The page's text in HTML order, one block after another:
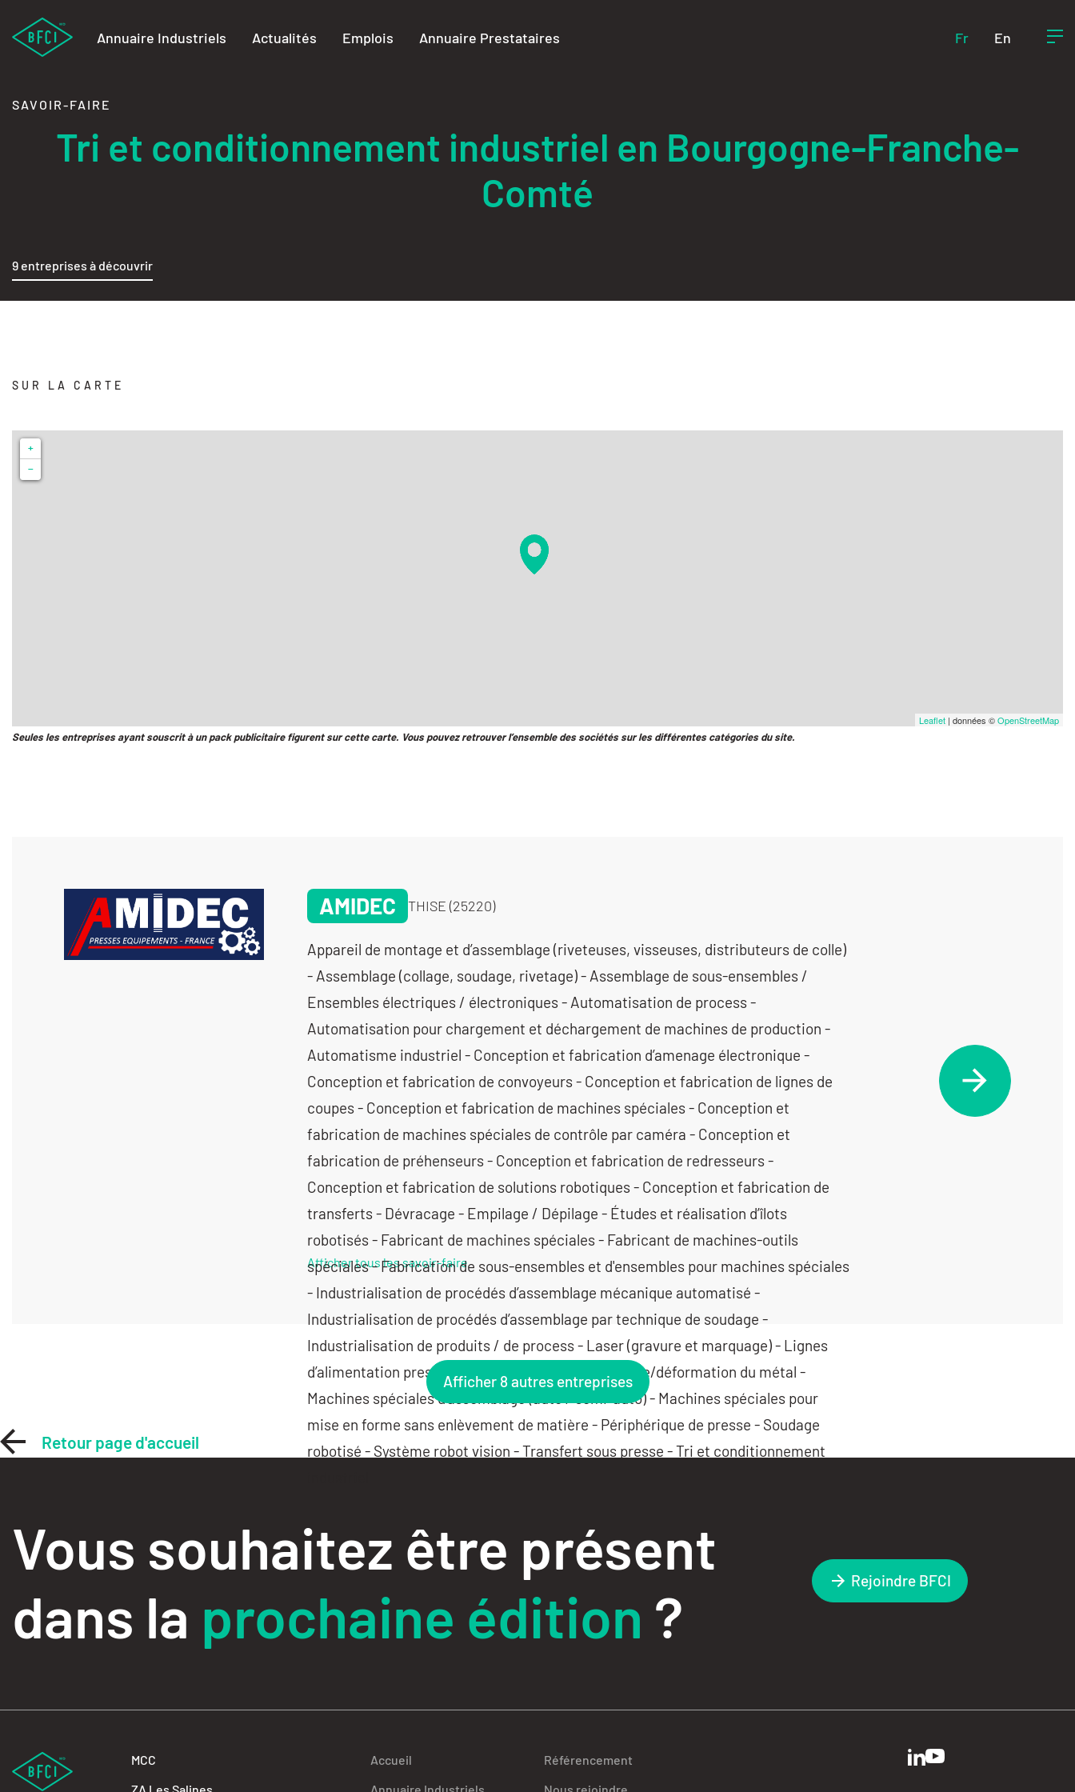
Annuaire Industriels Actualités Emplois Annuaire Prestataires Fr En
SAVOIR-FAIRE
Tri et conditionnement industriel en Bourgogne-Franche-
Comté
9 entreprises à découvrir
SUR LA CARTE
+
−
Leaflet | données ©OpenStreetMap
Seules les entreprises ayant souscrit à un pack publicitaire figurent sur cette carte. Vous pouvez retrouver l’ensemble des sociétés sur les différentes catégories du site.
AMIDEC THISE (25220)
Appareil de montage et d’assemblage (riveteuses, visseuses, distributeurs de colle)
- Assemblage (collage, soudage, rivetage) - Assemblage de sous-ensembles /
Ensembles électriques / électroniques - Automatisation de process -
Automatisation pour chargement et déchargement de machines de production -
Automatisme industriel - Conception et fabrication d’amenage électronique -
Conception et fabrication de convoyeurs - Conception et fabrication de lignes de
coupes - Conception et fabrication de machines spéciales - Conception et
fabrication de machines spéciales de contrôle par caméra - Conception et
fabrication de préhenseurs - Conception et fabrication de redresseurs -
Conception et fabrication de solutions robotiques - Conception et fabrication de
transferts - Dévracage - Empilage / Dépilage - Études et réalisation d’îlots
robotisés - Fabricant de machines spéciales - Fabricant de machines-outils
spéciales - Fabrication de sous-ensembles et d'ensembles pour machines spéciales
- Industrialisation de procédés d’assemblage mécanique automatisé -
Industrialisation de procédés d’assemblage par technique de soudage -
Industrialisation de produits / de process - Laser (gravure et marquage) - Lignes
d’alimentation presse - Lubrification pour le formage/déformation du métal -
Machines spéciales d’assemblage (auto / semi-auto) - Machines spéciales pour
mise en forme sans enlèvement de matière - Périphérique de presse - Soudage
robotisé - Système robot vision - Transfert sous presse - Tri et conditionnement
Afficher tous les savoir-faire
Afficher 8 autres entreprises
Retour page d'accueil
Vous souhaitez être présent
dans la prochaine édition ?
Rejoindre BFCI
MCC
Accueil
Référencement